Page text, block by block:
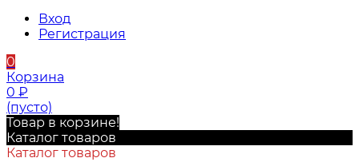
Вход
Регистрация
0
Корзина
0 ₽
(пусто)
Товар в корзине!
Каталог товаров
Каталог товаров